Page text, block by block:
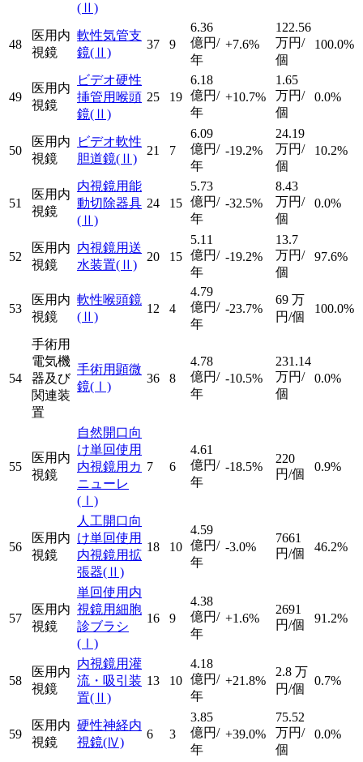
(Ⅱ)
48
医用内
視鏡
軟性気管支
鏡(Ⅱ)
37 9
6.36
億円/
年
+7.6%
122.56
万円/
個
100.0%
49
医用内
視鏡
ビデオ硬性
挿管用喉頭
鏡(Ⅱ)
25 19
6.18
億円/
年
+10.7%
1.65
万円/
個
0.0%
50
医用内
視鏡
ビデオ軟性
胆道鏡(Ⅱ)
21 7
6.09
億円/
年
-19.2%
24.19
万円/
個
10.2%
51
医用内
視鏡
内視鏡用能
動切除器具
(Ⅱ)
24 15
5.73
億円/
年
-32.5%
8.43
万円/
個
0.0%
52
医用内
視鏡
内視鏡用送
水装置(Ⅱ)
20 15
5.11
億円/
年
-19.2%
13.7
万円/
個
97.6%
53
医用内
視鏡
軟性喉頭鏡
(Ⅱ)
12 4
4.79
億円/
年
-23.7%
69 万
円/個
100.0%
54
手術用
電気機
器及び
関連装
置
手術用顕微
鏡(Ⅰ)
36 8
4.78
億円/
年
-10.5%
231.14
万円/
個
0.0%
55
医用内
視鏡
自然開口向
け単回使用
内視鏡用カ
ニューレ
(Ⅰ)
7 6
4.61
億円/
年
-18.5%
220
円/個
0.9%
56
医用内
視鏡
人工開口向
け単回使用
内視鏡用拡
張器(Ⅱ)
18 10
4.59
億円/
年
-3.0%
7661
円/個
46.2%
57
医用内
視鏡
単回使用内
視鏡用細胞
診ブラシ
(Ⅰ)
16 9
4.38
億円/
年
+1.6%
2691
円/個
91.2%
58
医用内
視鏡
内視鏡用灌
流・吸引装
置(Ⅱ)
13 10
4.18
億円/
年
+21.8%
2.8 万
円/個
0.7%
59
医用内
視鏡
硬性神経内
視鏡(Ⅳ)
6 3
3.85
億円/
年
+39.0%
75.52
万円/
個
0.0%